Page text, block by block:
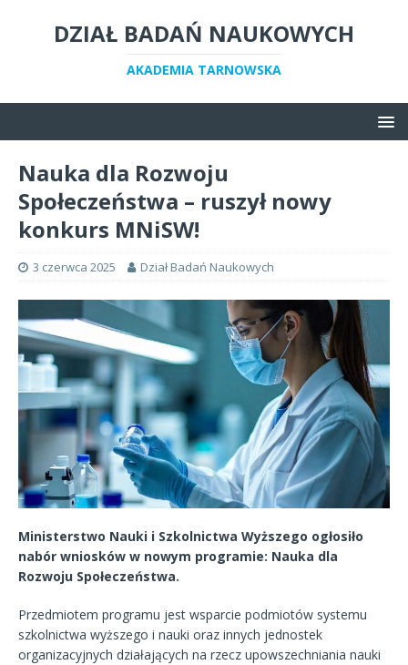
DZIAŁ BADAŃ NAUKOWYCH
AKADEMIA TARNOWSKA
Nauka dla Rozwoju
Społeczeństwa – ruszył nowy
konkurs MNiSW!
3 czerwca 2025 Dział Badań Naukowych
Ministerstwo Nauki i Szkolnictwa Wyższego ogłosiło
nabór wniosków w nowym programie: Nauka dla
Rozwoju Społeczeństwa.
Przedmiotem programu jest wsparcie podmiotów systemu
szkolnictwa wyższego i nauki oraz innych jednostek
organizacyjnych działających na rzecz upowszechniania nauki